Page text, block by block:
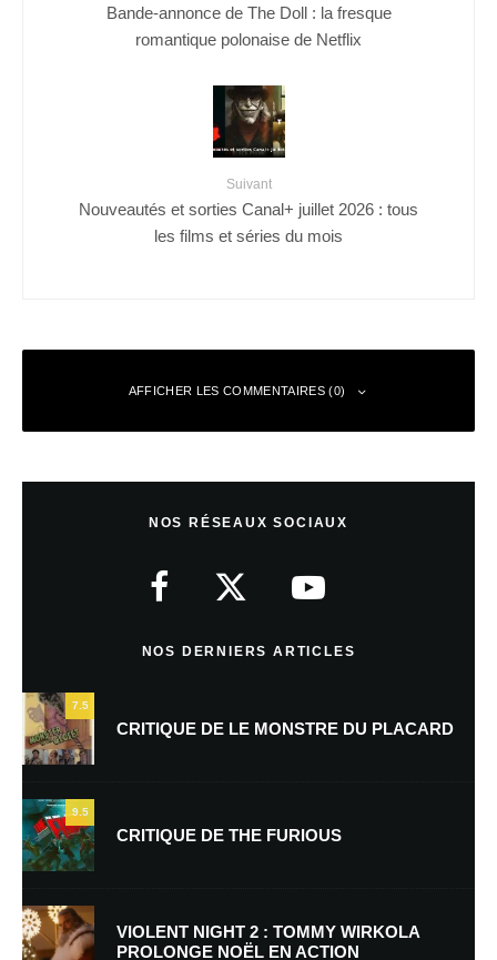
Bande-annonce de The Doll : la fresque
romantique polonaise de Netflix
Suivant
Nouveautés et sorties Canal+ juillet 2026 : tous
les films et séries du mois
AFFICHER LES COMMENTAIRES (0)
Nom*
NOS RÉSEAUX SOCIAUX
NOS DERNIERS ARTICLES
7.5
CRITIQUE DE LE MONSTRE DU PLACARD
9.5
CRITIQUE DE THE FURIOUS
VIOLENT NIGHT 2 : TOMMY WIRKOLA
PROLONGE NOËL EN ACTION